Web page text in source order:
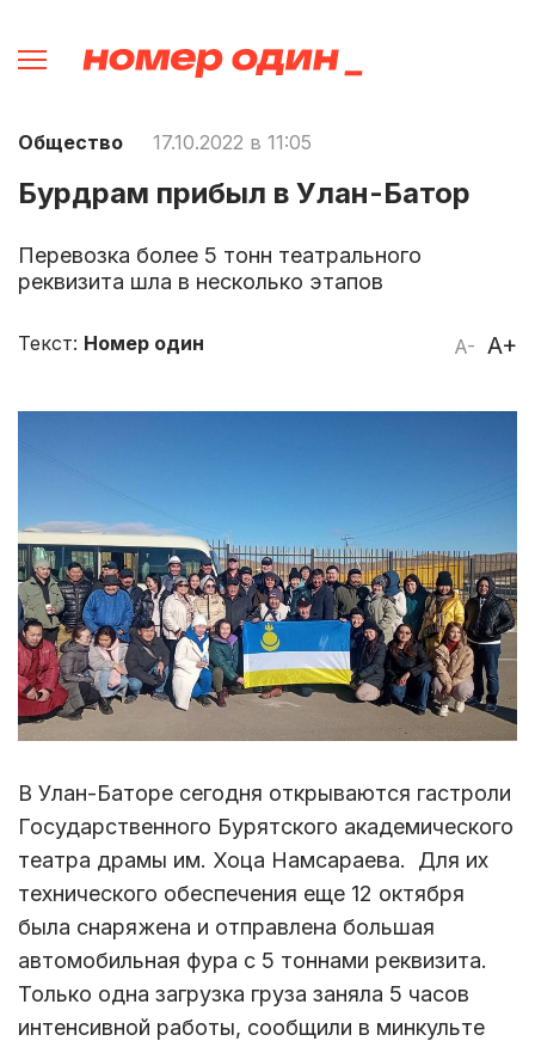
Общество 17.10.2022 в 11:05
Бурдрам прибыл в Улан-Батор
Перевозка более 5 тонн театрального
реквизита шла в несколько этапов
A- A+
Текст: Номер один
В Улан-Баторе сегодня открываются гастроли
Государственного Бурятского академического
театра драмы им. Хоца Намсараева. Для их
технического обеспечения еще 12 октября
была снаряжена и отправлена большая
автомобильная фура с 5 тоннами реквизита.
Только одна загрузка груза заняла 5 часов
интенсивной работы, сообщили в минкульте